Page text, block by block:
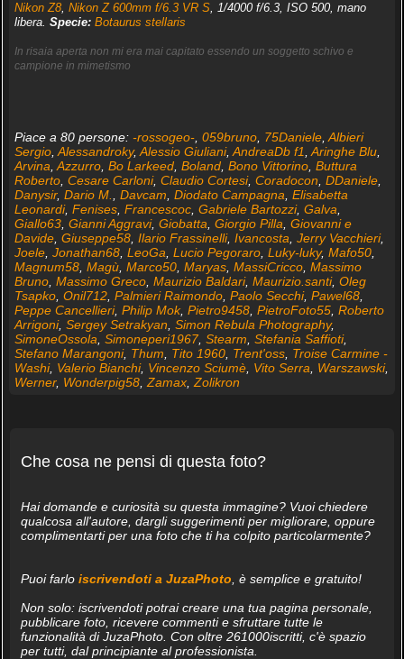
Nikon Z8, Nikon Z 600mm f/6.3 VR S, 1/4000 f/6.3, ISO 500, mano
libera. Specie: Botaurus stellaris
In risaia aperta non mi era mai capitato essendo un soggetto schivo e
campione in mimetismo
Piace a 80 persone: -rossogeo-, 059bruno, 75Daniele, Albieri
Sergio, Alessandroky, Alessio Giuliani, AndreaDb f1 Aringhe Blu,
Arvina Azzurro, Bo Larkeed, Boland, Bono Vittorino, Buttura
Roberto, Cesare Carloni, Claudio Cortesi, Coradocon DDaniele,
Danysir, Dario M. Davcam Diodato Campagna Elisabetta
Leonardi, Fenises, Francescoc, Gabriele Bartozzi, Galva
Giallo63, Gianni Aggravi, Giobatta Giorgio Pilla Giovanni e
Davide, Giuseppe58, Ilario Frassinelli, Ivancosta Jerry Vacchieri,
Joele, Jonathan68, LeoGa Lucio Pegoraro, Luky-luky, Mafo50,
Magnum58, Magù, Marco50, Maryas, MassiCricco, Massimo
Bruno, Massimo Greco, Maurizio Baldari, Maurizio.santi, Oleg
Tsapko, Onil712, Palmieri Raimondo, Paolo Secchi, Pawel68,
Peppe Cancellieri, Philip Mok, Pietro9458, PietroFoto55, Roberto
Arrigoni, Sergey Setrakyan Simon Rebula Photography,
SimoneOssola Simoneperi1967, Stearm Stefania Saffioti,
Stefano Marangoni, Thum Tito 1960, Trent'oss, Troise Carmine -
Washi, Valerio Bianchi, Vincenzo Sciumè, Vito Serra Warszawski,
Werner, Wonderpig58, Zamax, Zolikron
Che cosa ne pensi di questa foto?
Hai domande e curiosità su questa immagine? Vuoi chiedere
qualcosa all'autore, dargli suggerimenti per migliorare, oppure
complimentarti per una foto che ti ha colpito particolarmente?
Puoi farlo iscrivendoti a JuzaPhoto , è semplice e gratuito!
Non solo: iscrivendoti potrai creare una tua pagina personale,
pubblicare foto, ricevere commenti e sfruttare tutte le
funzionalità di JuzaPhoto. Con oltre 261000iscritti, c'è spazio
per tutti, dal principiante al professionista.